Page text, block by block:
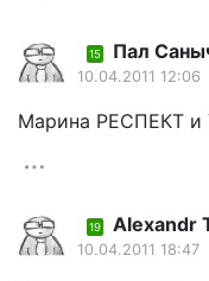
15 Пал
10.04.2011 12:06
Марина РЕСПЕКТ и
19 Alexandr
10.04.2011 18:47